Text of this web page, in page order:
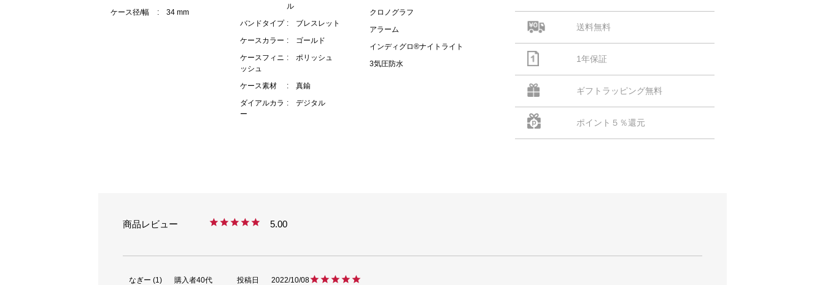
ケース径/幅
: 34 mm
ル
バンドタイプ : ブレスレット
ケースカラー : ゴールド
ケースフィニ
ッシュ
: ポリッシュ
ケース素材
: 真鍮
ダイアルカラ
ー
: デジタル
クロノグラフ
アラーム
インディグロ®ナイトライト
3気圧防水
送料無料
1年保証
ギフトラッピング無料
ポイント５％還元
5.00
なぎー 1 購入者40代 投稿日 2022/10/08